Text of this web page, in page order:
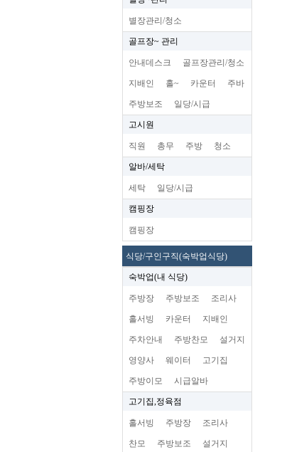
별장관리/청소
골프장~ 관리
안내데스크 골프장관리/청소
지배인 홀~ 카운터 주바
주방보조 일당/시급
고시원
직원 총무 주방 청소
알바/세탁
세탁 일당/시급
캠핑장
캠핑장
식당/구인구직(숙박업식당)
숙박업(내 식당)
주방장 주방보조 조리사
홀서빙 카운터 지배인
주차안내 주방찬모 설거지
영양사 웨이터 고기집
주방이모 시급알바
고기집,정육점
홀서빙 주방장 조리사
찬모 주방보조 설거지